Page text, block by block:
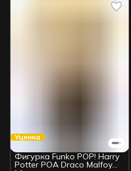
Уценка
Фигурка Funko POP! Harry
Potter POA Draco Malfoy